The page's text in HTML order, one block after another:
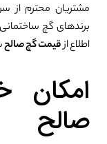
مشتریان محترم از
برندهای گچ
اطلاع ازقیمت گچ صالح
امکان
صالح